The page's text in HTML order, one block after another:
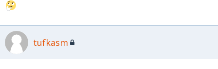
tufkasm